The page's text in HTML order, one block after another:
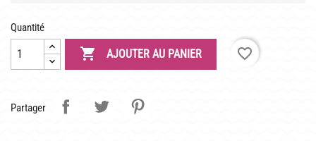
DE PLANTATION
DE JARDINAGE AQUATIQUE
DE NOS PRÉDÉCESSEURS
GUIDE VISUEL
Quantité
 AJOUTER AU PANIER favorite_border
Partager